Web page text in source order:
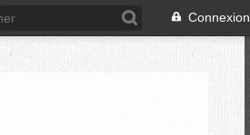
Connexion